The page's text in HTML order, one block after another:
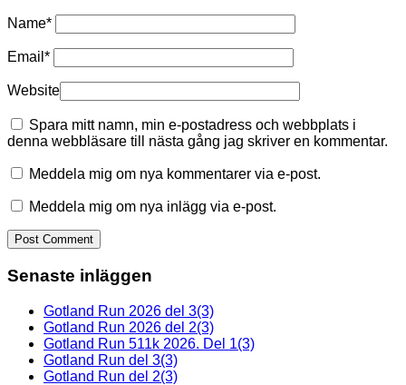
Name*
Email *
Website
Spara mitt namn, min e-postadress och webbplats i
denna webbläsare till nästa gång jag skriver en kommentar.
Meddela mig om nya kommentarer via e-post.
Meddela mig om nya inlägg via e-post.
Senaste inläggen
Gotland Run 2026 del 3(3)
Gotland Run 2026 del 2(3)
Gotland Run 511k 2026. Del 1(3)
Gotland Run del 3(3)
Gotland Run del 2(3)